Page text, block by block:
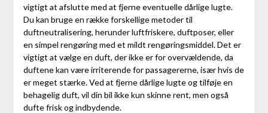
vigtigt at afslutte med at fjerne eventuelle dårlige lugte.
Du kan bruge en række forskellige metoder til
duftneutralisering, herunder luftfriskere, duftposer, eller
en simpel rengøring med et mildt rengøringsmiddel. Det er
vigtigt at vælge en duft, der ikke er for overvældende, da
duftene kan være irriterende for passagererne, især hvis de
er meget stærke. Ved at fjerne dårlige lugte og tilføje en
behagelig duft, vil din bil ikke kun skinne rent, men også
dufte frisk og indbydende.